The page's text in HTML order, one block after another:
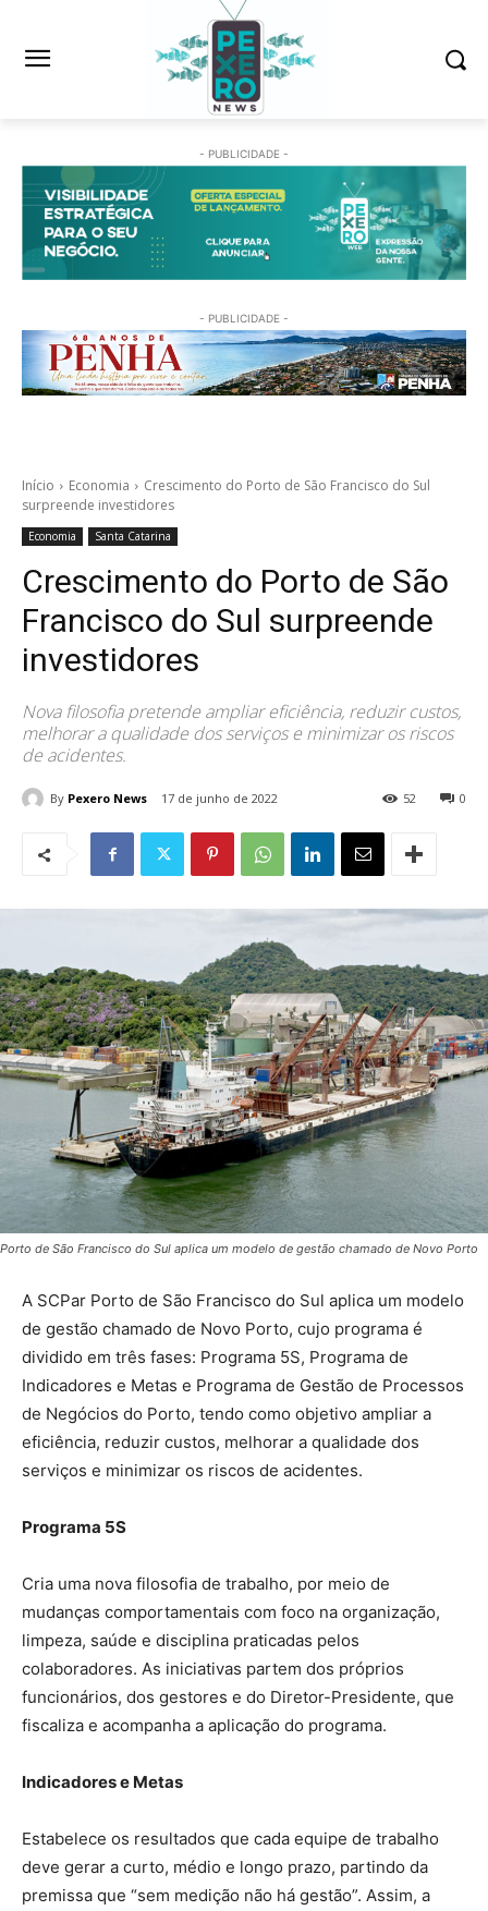
- PUBLICIDADE -
- PUBLICIDADE -
Início Economia
Crescimento do Porto de São Francisco do Sul
surpreende investidores
Economia Santa Catarina
Crescimento do Porto de São
Francisco do Sul surpreende
investidores
Nova filosofia pretende ampliar eficiência, reduzir custos,
melhorar a qualidade dos serviços e minimizar os riscos
de acidentes.
By Pexero News 17 de junho de 2022 0
52
Porto de São Francisco do Sul aplica um modelo de gestão chamado de Novo Porto
A SCPar Porto de São Francisco do Sul aplica um modelo
de gestão chamado de Novo Porto, cujo programa é
dividido em três fases: Programa 5S, Programa de
Indicadores e Metas e Programa de Gestão de Processos
de Negócios do Porto, tendo como objetivo ampliar a
eficiência, reduzir custos, melhorar a qualidade dos
serviços e minimizar os riscos de acidentes.
Programa 5S
Cria uma nova filosofia de trabalho, por meio de
mudanças comportamentais com foco na organização,
limpeza, saúde e disciplina praticadas pelos
colaboradores. As iniciativas partem dos próprios
funcionários, dos gestores e do Diretor-Presidente, que
fiscaliza e acompanha a aplicação do programa.
Indicadores e Metas
Estabelece os resultados que cada equipe de trabalho
deve gerar a curto, médio e longo prazo, partindo da
premissa que “sem medição não há gestão”. Assim, a